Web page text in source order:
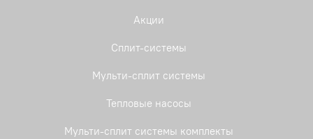
Акции
Сплит-системы
Мульти-сплит системы
Тепловые насосы
Мульти-сплит системы комплекты